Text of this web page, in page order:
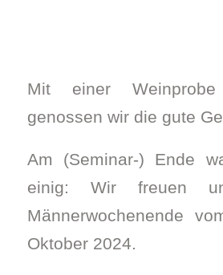
Mit einer
genossen wir die gute
Am (Seminar-) Ende
einig: Wir freuen
Männerwochenende
Oktober 2024.